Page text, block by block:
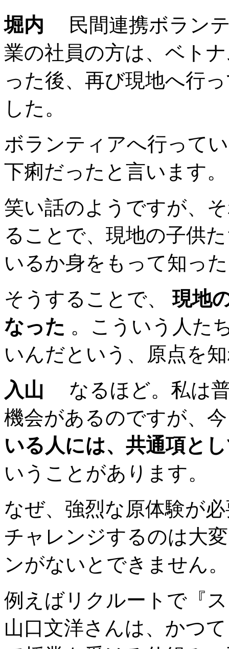
堀内 民間連携ボラン
業の社員の方は、ベト
った後、再び現地へ行
した。
ボランティアへ行って
下痢だったと言います。
笑い話のようですが、
ることで、現地の子供
いるか身をもって知っ
そうすることで、現地
なった 。こういう人た
いんだという、原点を
入山 なるほど。私は
機会があるのですが、
いる人には、共通項と
いうことがあります。
なぜ、強烈な原体験が
チャレンジするのは大
ンがないとできません。
例えばリクルートで『
山口文洋さんは、かつ